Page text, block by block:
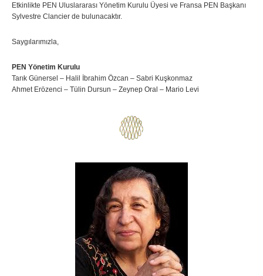
Etkinlikte PEN Uluslararası Yönetim Kurulu Üyesi ve Fransa PEN Başkanı
Sylvestre Clancier de bulunacaktır.
Saygılarımızla,
PEN Yönetim Kurulu
Tarık Günersel – Halil İbrahim Özcan – Sabri Kuşkonmaz
Ahmet Erözenci – Tülin Dursun – Zeynep Oral – Mario Levi